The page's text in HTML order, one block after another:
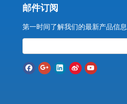
邮件订阅
第一时间了解我们的最新产品信息